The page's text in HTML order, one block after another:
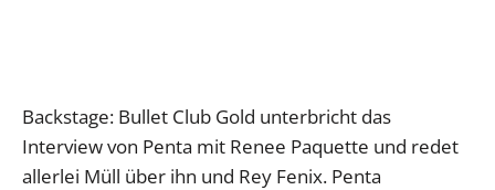
Backstage: Bullet Club Gold unterbricht das
Interview von Penta mit Renee Paquette und redet
allerlei Müll über ihn und Rey Fenix. Penta